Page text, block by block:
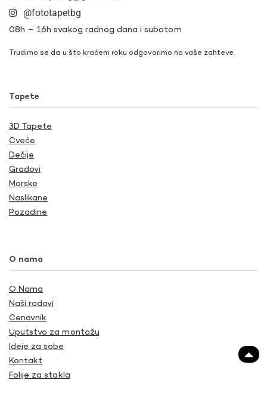
@fototapetbg
08h – 16h svakog radnog dana i subotom
Trudimo se da u što kraćem roku odgovorimo na vaše zahteve.
Tapete
3D Tapete
Cveće
Dečije
Gradovi
Morske
Naslikane
Pozadine
O nama
O Nama
Naši radovi
Cenovnik
Uputstvo za montažu
Ideje za sobe
Kontakt
Folije za stakla